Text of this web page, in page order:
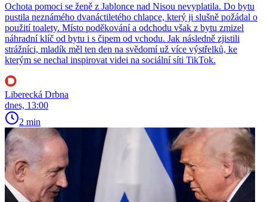
Ochota pomoci se ženě z Jablonce nad Nisou nevyplatila. Do bytu
pustila neznámého dvanáctiletého chlapce, který ji slušně požádal o
použití toalety. Místo poděkování a odchodu však z bytu zmizel
náhradní klíč od bytu i s čipem od vchodu. Jak následně zjistili
strážníci, mladík měl ten den na svědomí už více výstřelků, ke
kterým se nechal inspirovat videi na sociální síti TikTok.
Liberecká Drbna
dnes, 13:00
2 min